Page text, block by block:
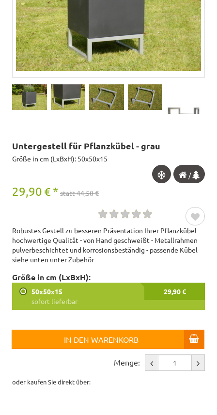
Untergestell für Pflanzkübel - grau
Größe in cm (LxBxH): 50x50x15
/
29,90 € * statt 44,50 €
Robustes Gestell zu besseren Präsentation Ihrer Pflanzkübel -
hochwertige Qualität - von Hand geschweißt - Metallrahmen
pulverbeschichtet und korrosionsbeständig - passende Kübel
siehe unten unter Zubehör
Größe in cm (LxBxH):
50x50x15
29,90 €
sofort lieferbar
IN DEN WARENKORB
Menge:
oder kaufen Sie direkt über: